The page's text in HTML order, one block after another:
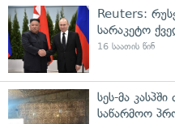
Reuters:
სარაკეტო
16 საათის წინ
სეს-მა
საწარმოო